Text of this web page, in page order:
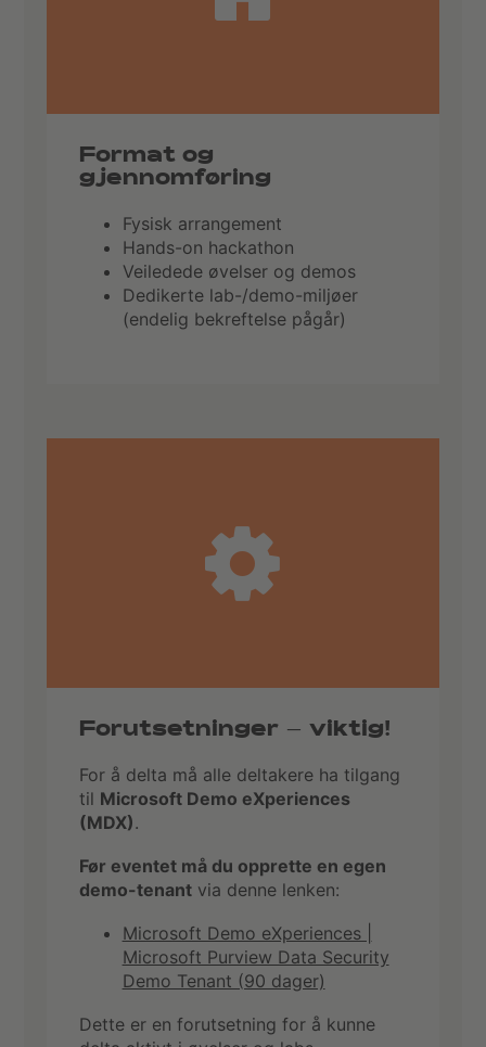
Format og
gjennomføring
Fysisk arrangement
Hands-on hackathon
Veiledede øvelser og demos
Dedikerte lab-/demo-miljøer
(endelig bekreftelse pågår)
Forutsetninger – viktig!
For å delta må alle deltakere ha tilgang
til Microsoft Demo eXperiences
(MDX).
Før eventet må du opprette en egen
demo-tenantvia denne lenken:
Microsoft Demo eXperiences |
Microsoft Purview Data Security
Demo Tenant (90 dager)
Dette er en forutsetning for å kunne